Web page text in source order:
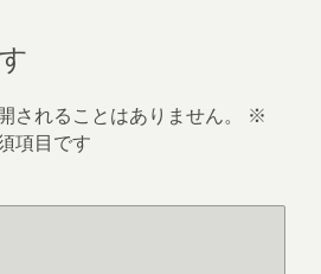
されることはありません。
※
項目です